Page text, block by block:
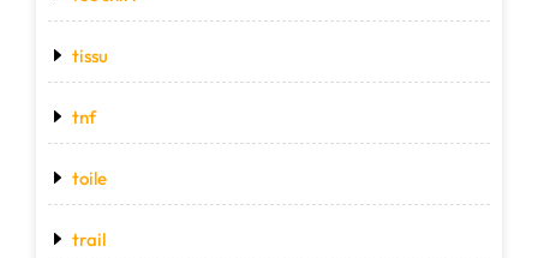
tissu
tnf
toile
trail